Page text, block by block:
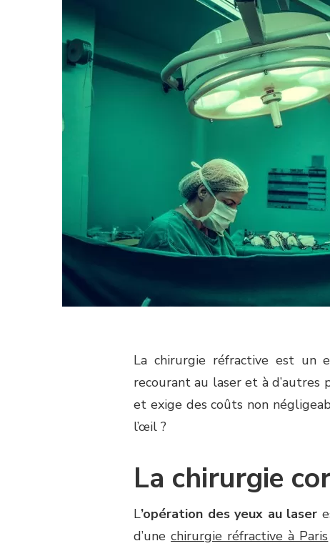
La chirurgie réfractive est un
recourant au laser et à d’autres
et exige des coûts non
l’œil ?
La chirurgie
L’opération des yeux au laser
d’unechirurgie réfractive à Paris